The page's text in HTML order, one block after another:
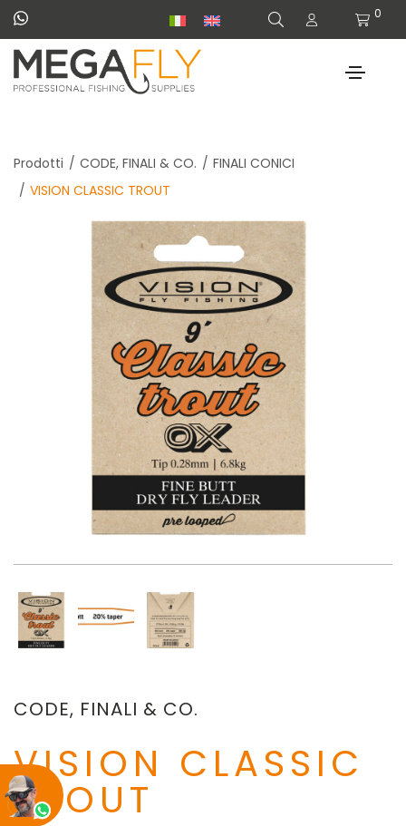
0
Prodotti CODE, FINALI & CO.
FINALI CONICI
VISION CLASSIC TROUT
CODE, FINALI & CO.
VISION CLASSIC
TROUT